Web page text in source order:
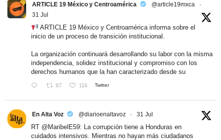
ARTICLE 19 México y Centroamérica
@article19mxca
·
31 Jul
ARTICLE 19 México y Centroamérica informa sobre el
inicio de un proceso de transición institucional.
La organización continuará desarrollando su labor con la misma
independencia, solidez institucional y compromiso con los
derechos humanos que la han caracterizado desde su
67 116 Twitter
En Alta Voz @diarioenaltavoz · 31 Jul
RT @MaribelE59: La corrupción tiene a Honduras en
cuidados intensivos. Mientras no hayan más ciudadanos